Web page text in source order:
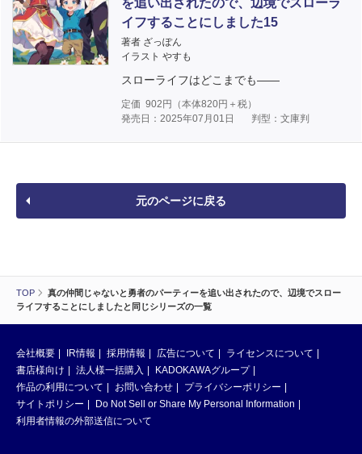
TOP
真の仲間じゃないと勇者のパーティーを追い出されたので、辺境でスロー
ライフすることにしましたと同じシリーズの一覧
を追い出されたので、辺境でスローラ
イフすることにしました15
著者 ざっぽん
イラスト やすも
スローライフはどこまでも――
定価 902 円（本体820円＋税）
発売日：2025年07月01日
判型：文庫判
元のページに戻る
会社概要 IR情報 採用情報 広告について
ライセンスについて
書店様向け
法人様一括購入
KADOKAWAグループ
作品の利用について
お問い合わせ
プライバシーポリシー
サイトポリシー
Do Not Sell or Share My Personal Information
利用者情報の外部送信について